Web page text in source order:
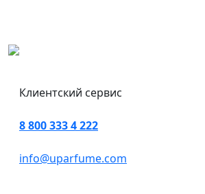
Клиентский сервис
8 800 333 4 222
info@uparfume.com